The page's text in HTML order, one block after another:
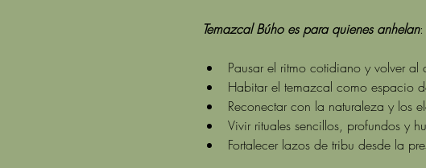
Temazcal Búho es para quienes anhelan:
Pausar el ritmo cotidiano y volver al
Habitar el temazcal como espacio
Reconectar con la naturaleza y los
Vivir rituales sencillos, profundos y
Fortalecer lazos de tribu desde la